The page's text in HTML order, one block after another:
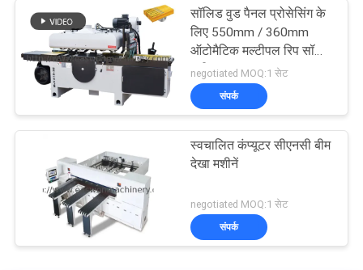
सॉलिड वुड पैनल प्रोसेसिंग के
लिए 550mm / 360mm
ऑटोमैटिक मल्टीपल रिप सॉ
मशीन
negotiated MOQ:1 सेट
संपर्क
स्वचालित कंप्यूटर सीएनसी बीम
देखा मशीनें
negotiated MOQ:1 सेट
संपर्क